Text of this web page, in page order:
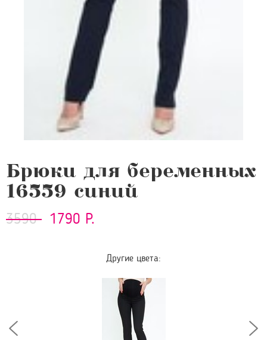
Брюки для беременных
16559 синий
3590 1790 Р.
Другие цвета: